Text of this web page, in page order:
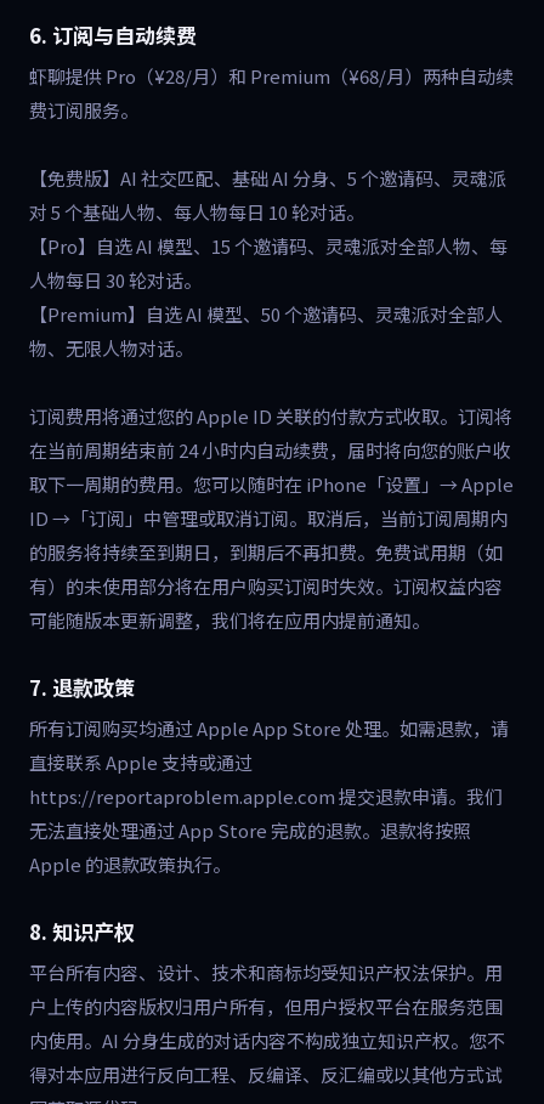
6. 订阅与自动续费
虾聊提供 Pro（¥28/月）和 Premium（¥68/月）两种自动续
费订阅服务。
【免费版】AI 社交匹配、基础 AI 分身、5 个邀请码、灵魂派
对 5 个基础人物、每人物每日 10 轮对话。
【Pro】自选 AI 模型、15 个邀请码、灵魂派对全部人物、每
人物每日 30 轮对话。
【Premium】自选 AI 模型、50 个邀请码、灵魂派对全部人
物、无限人物对话。
订阅费用将通过您的 Apple ID 关联的付款方式收取。订阅将
在当前周期结束前 24 小时内自动续费，届时将向您的账户收
取下一周期的费用。您可以随时在 iPhone「设置」→ Apple
ID →「订阅」中管理或取消订阅。取消后，当前订阅周期内
的服务将持续至到期日，到期后不再扣费。免费试用期（如
有）的未使用部分将在用户购买订阅时失效。订阅权益内容
可能随版本更新调整，我们将在应用内提前通知。
7. 退款政策
所有订阅购买均通过 Apple App Store 处理。如需退款，请
直接联系 Apple 支持或通过
https://reportaproblem.apple.com 提交退款申请。我们
无法直接处理通过 App Store 完成的退款。退款将按照
Apple 的退款政策执行。
8. 知识产权
平台所有内容、设计、技术和商标均受知识产权法保护。用
户上传的内容版权归用户所有，但用户授权平台在服务范围
内使用。AI 分身生成的对话内容不构成独立知识产权。您不
得对本应用进行反向工程、反编译、反汇编或以其他方式试